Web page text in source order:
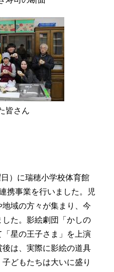
皆さん
）に瑞穂小学校体育館
携事業を行いました。児
域の方々が集まり、今
た。影絵劇団「かしの
星の王子さま」を上演
は、実際に影絵の道具
どもたちは大いに盛り